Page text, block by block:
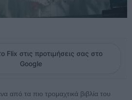
Flix στις προτιμήσεις σας στο
Google
από τα πιο τρομαχτικά βιβλία του